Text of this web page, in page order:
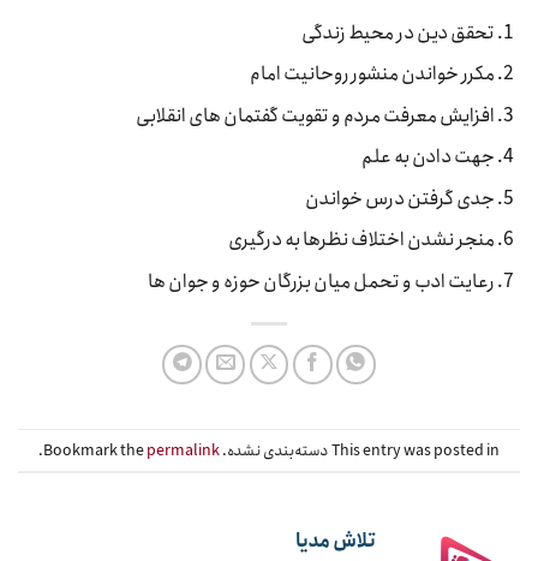
تحقق دین در محیط زندگی
مکرر خواندن منشور روحانیت امام
افزایش معرفت مردم و تقویت گفتمان های انقلابی
جهت دادن به علم
جدی گرفتن درس خواندن
منجر نشدن اختلاف نظرها به درگیری
رعایت ادب و تحمل میان بزرگان حوزه و جوان ها
This entry was posted in دسته‌بندی نشده. Bookmark the permalink
.
تلاش مدیا